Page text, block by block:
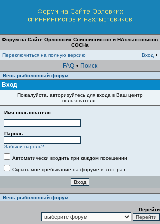
Форум на Сайте Орловских Спиннингистов и НАхлыстовиков
СОСНа
Переключиться на полную версию
Вход •
FAQ • Поиск
Весь рыболовный форум
Вход
Пожалуйста, авторизуйтесь для входа в Ваш центр
пользователя.
Имя пользователя:
Пароль:
Забыли пароль?
Автоматически входить при каждом посещении
Скрыть мое пребывание на форуме в этот раз
Весь рыболовный форум
Перейти